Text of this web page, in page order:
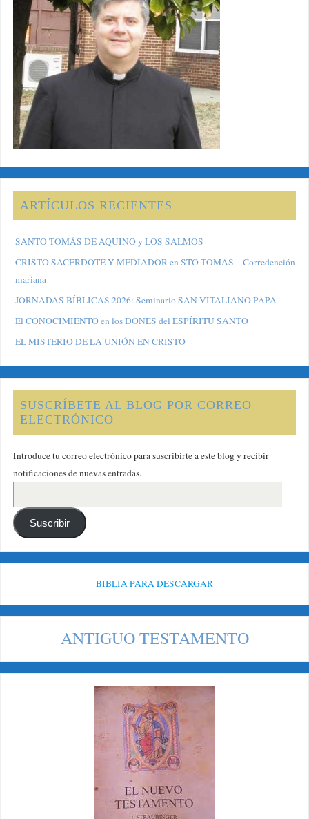
ARTÍCULOS RECIENTES
SANTO TOMÁS DE AQUINO y LOS SALMOS
CRISTO SACERDOTE Y MEDIADOR en STO TOMÁS – Corredención
mariana
JORNADAS BÍBLICAS 2026: Seminario SAN VITALIANO PAPA
El CONOCIMIENTO en los DONES del ESPÍRITU SANTO
EL MISTERIO DE LA UNIÓN EN CRISTO
SUSCRÍBETE AL BLOG POR CORREO
ELECTRÓNICO
Introduce tu correo electrónico para suscribirte a este blog y recibir
notificaciones de nuevas entradas.
Suscribir
BIBLIA PARA DESCARGAR
ANTIGUO TESTAMENTO